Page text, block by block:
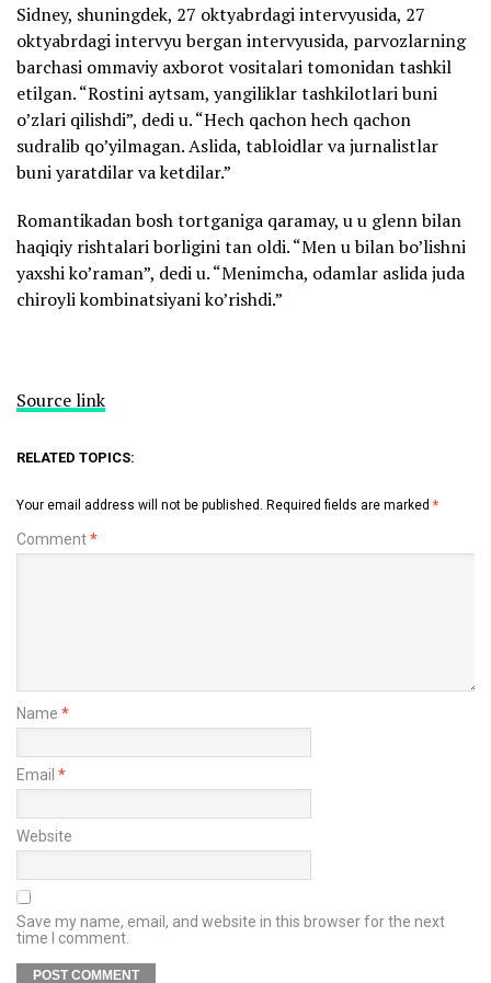
Sidney, shuningdek, 27 oktyabrdagi intervyusida, 27
oktyabrdagi intervyu bergan intervyusida, parvozlarning
barchasi ommaviy axborot vositalari tomonidan tashkil
etilgan. “Rostini aytsam, yangiliklar tashkilotlari buni
o’zlari qilishdi”, dedi u. “Hech qachon hech qachon
sudralib qo’yilmagan. Aslida, tabloidlar va jurnalistlar
buni yaratdilar va ketdilar.”
Romantikadan bosh tortganiga qaramay, u u glenn bilan
haqiqiy rishtalari borligini tan oldi. “Men u bilan bo’lishni
yaxshi ko’raman”, dedi u. “Menimcha, odamlar aslida juda
chiroyli kombinatsiyani ko’rishdi.”
Source link
RELATED TOPICS:
Your email address will not be published. Required fields are marked *
Comment*
Name *
Email *
Website
Save my name, email, and website in this browser for the next
time I comment.